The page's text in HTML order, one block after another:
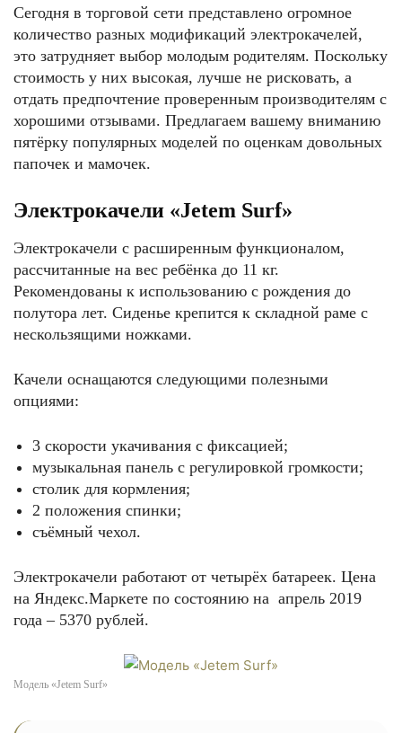
Сегодня в торговой сети представлено огромное
количество разных модификаций электрокачелей,
это затрудняет выбор молодым родителям. Поскольку
стоимость у них высокая, лучше не рисковать, а
отдать предпочтение проверенным производителям с
хорошими отзывами. Предлагаем вашему вниманию
пятёрку популярных моделей по оценкам довольных
папочек и мамочек.
Электрокачели «Jetem Surf»
Электрокачели с расширенным функционалом,
рассчитанные на вес ребёнка до 11 кг.
Рекомендованы к использованию с рождения до
полутора лет. Сиденье крепится к складной раме с
нескользящими ножками.
Качели оснащаются следующими полезными
опциями:
3 скорости укачивания с фиксацией;
музыкальная панель с регулировкой громкости;
столик для кормления;
2 положения спинки;
съёмный чехол.
Электрокачели работают от четырёх батареек. Цена
на Яндекс.Маркете по состоянию на апрель 2019
года – 5370 рублей.
Модель «Jetem Surf»